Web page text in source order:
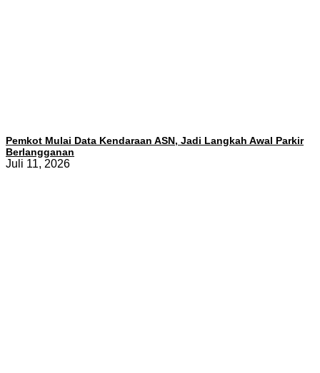
Pemkot Mulai Data Kendaraan ASN, Jadi Langkah Awal Parkir
Berlangganan
Juli 11, 2026